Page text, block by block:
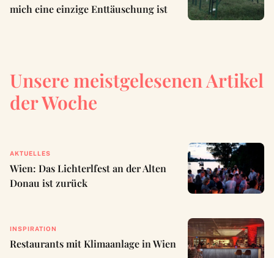
mich eine einzige Enttäuschung ist
Unsere meistgelesenen Artikel
der Woche
AKTUELLES
Wien: Das Lichterlfest an der Alten
Donau ist zurück
INSPIRATION
Restaurants mit Klimaanlage in Wien